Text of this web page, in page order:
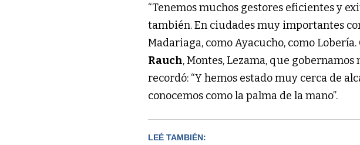
“Tenemos muchos gestores eficientes y
también. En ciudades muy importantes
Madariaga, como Ayacucho, como
Rauch, Montes, Lezama, que
recordó: “Y hemos estado muy cerca de
conocemos como la palma de la mano”.
LEÉ TAMBIÉN: